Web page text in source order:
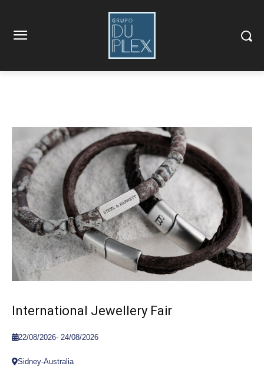
International Jewellery Fair
22/08/2026- 24/08/2026
Sidney-Australia